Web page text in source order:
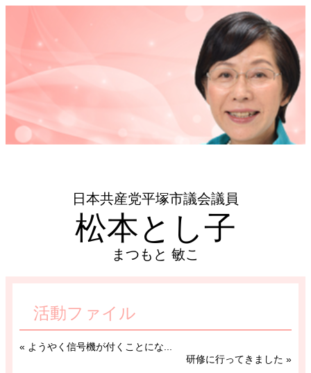
松本とし子
まつもと 敏こ
日本共産党平塚市議会議員
活動ファイル
« ようやく信号機が付くことにな...
研修に行ってきました »